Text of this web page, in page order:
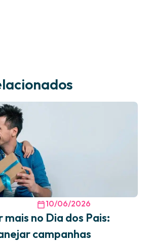
10/06/2026
mais no Dia dos Pais:
campanhas